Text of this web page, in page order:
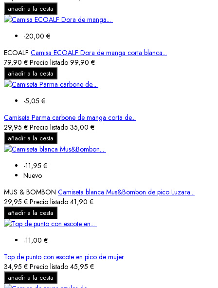
añadir a la cesta
-20,00 €
ECOALF Camisa ECOALF Dora de manga corta blanca...
79,90 € Precio listado 99,90 €
añadir a la cesta
-5,05 €
Camiseta Parma carbone de manga corta de...
29,95 € Precio listado 35,00 €
añadir a la cesta
-11,95 €
Nuevo
MUS & BOMBON Camiseta blanca Mus&Bombon de pico Luzara...
29,95 € Precio listado 41,90 €
añadir a la cesta
-11,00 €
Top de punto con escote en pico de mujer
34,95 € Precio listado 45,95 €
añadir a la cesta